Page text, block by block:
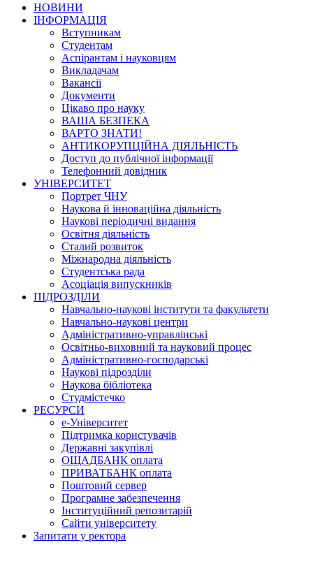
НОВИНИ
ІНФОРМАЦІЯ
Вступникам
Студентам
Аспірантам і науковцям
Викладачам
Вакансії
Документи
Цікаво про науку
ВАША БЕЗПЕКА
ВАРТО ЗНАТИ!
АНТИКОРУПЦІЙНА ДІЯЛЬНІСТЬ
Доступ до публічної інформації
Телефонний довідник
УНІВЕРСИТЕТ
Портрет ЧНУ
Наукова й інноваційна діяльність
Наукові періодичні видання
Освітня діяльність
Сталий розвиток
Міжнародна діяльність
Студентська рада
Асоціація випускників
ПІДРОЗДІЛИ
Навчально-наукові інститути та факультети
Навчально-наукові центри
Адміністративно-управлінські
Освітньо-виховний та науковий процес
Адміністративно-господарські
Наукові підрозділи
Наукова бібліотека
Студмістечко
РЕСУРСИ
е-Університет
Підтримка користувачів
Державні закупівлі
ОЩАДБАНК оплата
ПРИВАТБАНК оплата
Поштовий сервер
Програмне забезпечення
Інституційний репозитарій
Сайти університету
Запитати у ректора